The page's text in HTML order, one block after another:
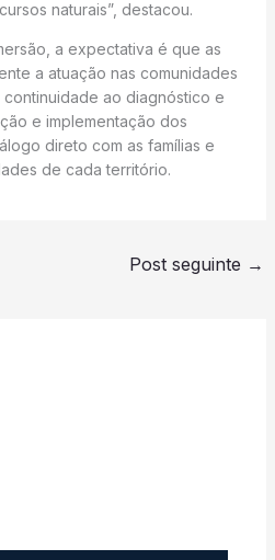
naturais”, destacou.
a expectativa é que as
a atuação nas comunidades
ao diagnóstico e
e implementação dos
direto com as famílias e
de cada território.
Post seguinte →